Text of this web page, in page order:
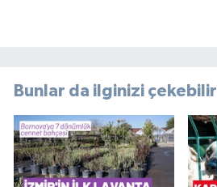
Bunlar da ilginizi çekebilir